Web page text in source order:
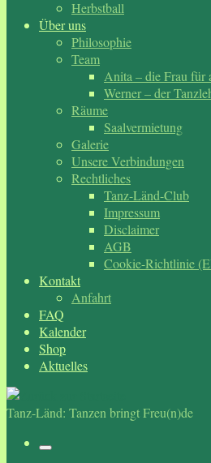
Herbstball
Über uns
Philosophie
Team
Anita – die Frau für
Werner – der
Räume
Saalvermietung
Galerie
Unsere Verbindungen
Rechtliches
Tanz-Länd-Club
Impressum
Disclaimer
AGB
Cookie-Richtlinie
Kontakt
Anfahrt
FAQ
Kalender
Shop
Aktuelles
Tanz-Länd: Tanzen bringt Freu(n)de
Menü